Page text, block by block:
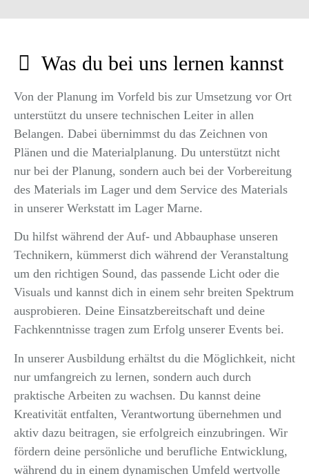
Was du bei uns lernen kannst
Von der Planung im Vorfeld bis zur Umsetzung vor Ort
unterstützt du unsere technischen Leiter in allen
Belangen. Dabei übernimmst du das Zeichnen von
Plänen und die Materialplanung. Du unterstützt nicht
nur bei der Planung, sondern auch bei der Vorbereitung
des Materials im Lager und dem Service des Materials
in unserer Werkstatt im Lager Marne.
Du hilfst während der Auf- und Abbauphase unseren
Technikern, kümmerst dich während der Veranstaltung
um den richtigen Sound, das passende Licht oder die
Visuals und kannst dich in einem sehr breiten Spektrum
ausprobieren. Deine Einsatzbereitschaft und deine
Fachkenntnisse tragen zum Erfolg unserer Events bei.
In unserer Ausbildung erhältst du die Möglichkeit, nicht
nur umfangreich zu lernen, sondern auch durch
praktische Arbeiten zu wachsen. Du kannst deine
Kreativität entfalten, Verantwortung übernehmen und
aktiv dazu beitragen, sie erfolgreich einzubringen. Wir
fördern deine persönliche und berufliche Entwicklung,
während du in einem dynamischen Umfeld wertvolle